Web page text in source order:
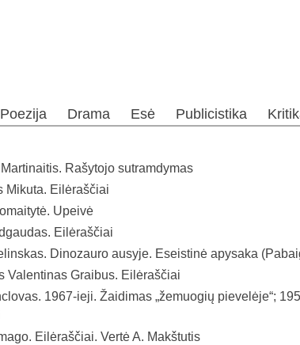
Poezija Drama Esė Publicistika
Rašytojo sutramdymas
Mikuta. Eilėraščiai
Upeivė
Eilėraščiai
Dinozauro ausyje. Eseistinė apysaka
Valentinas Graibus. Eilėraščiai
1967-ieji. Žaidimas „žemuogių pievelėje“;
Eilėraščiai. Vertė A. Makštutis